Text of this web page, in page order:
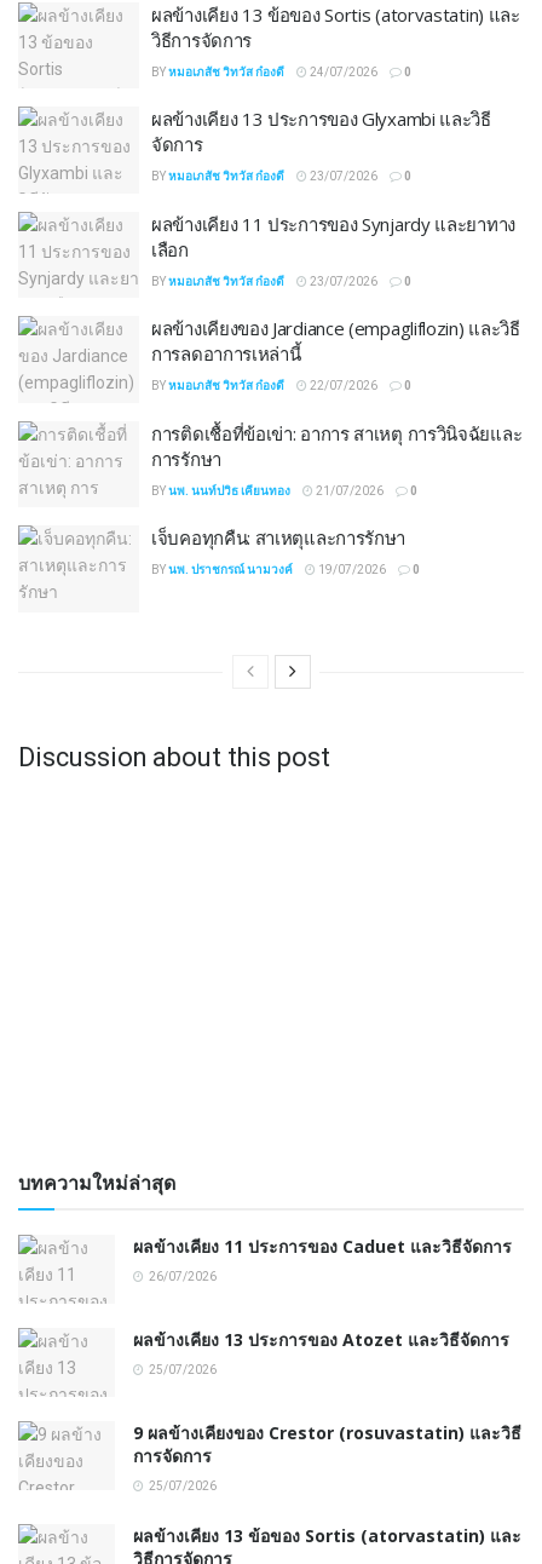
ผลข้างเคียง 13 ข้อของ Sortis (atorvastatin) และ
วิธีการจัดการ
BYหมอเภสัช วิทวัส ก๋องดี 24/07/2026 0
ผลข้างเคียง 13 ประการของ Glyxambi และวิธี
จัดการ
BYหมอเภสัช วิทวัส ก๋องดี 23/07/2026 0
ผลข้างเคียง 11 ประการของ Synjardy และยาทาง
เลือก
BYหมอเภสัช วิทวัส ก๋องดี 23/07/2026 0
ผลข้างเคียงของ Jardiance (empagliflozin) และวิธี
การลดอาการเหล่านี้
BYหมอเภสัช วิทวัส ก๋องดี 22/07/2026 0
การติดเชื้อที่ข้อเข่า: อาการ สาเหตุ การวินิจฉัยและ
การรักษา
BYนพ. นนท์ปวิธ เคียนทอง 21/07/2026 0
เจ็บคอทุกคืน: สาเหตุและการรักษา
BYนพ. ปราชกรณ์ นามวงค์ 19/07/2026 0
Discussion about this post
บทความใหม่ล่าสุด
ผลข้างเคียง 11 ประการของ Caduet และวิธีจัดการ
26/07/2026
ผลข้างเคียง 13 ประการของ Atozet และวิธีจัดการ
25/07/2026
9 ผลข้างเคียงของ Crestor (rosuvastatin) และวิธี
การจัดการ
25/07/2026
ผลข้างเคียง 13 ข้อของ Sortis (atorvastatin) และ
วิธีการจัดการ